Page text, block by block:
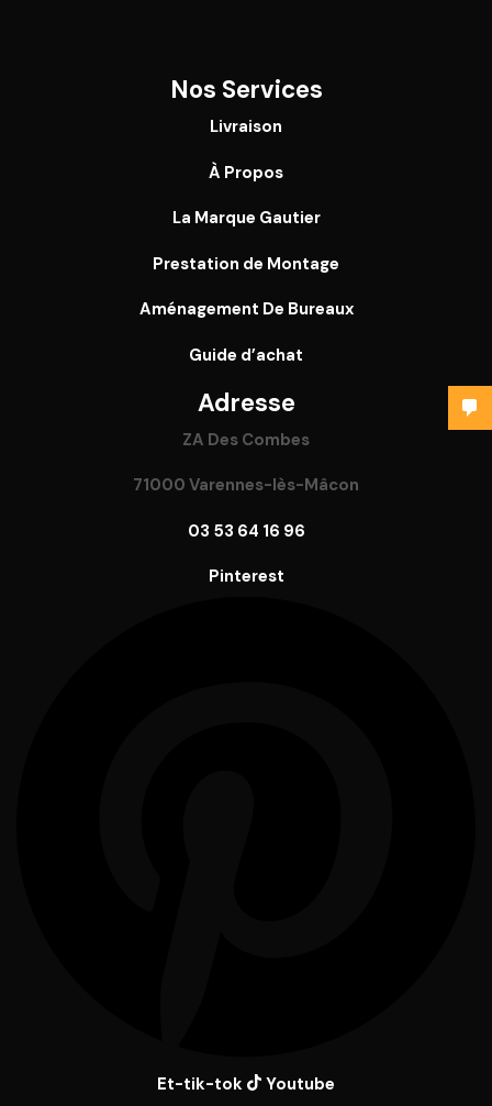
Nos Services
Livraison
À Propos
La Marque Gautier
Prestation de Montage
Aménagement De Bureaux
Guide d’achat
Adresse
ZA Des Combes
71000 Varennes-lès-Mâcon
03 53 64 16 96
Pinterest
Et-tik-tok Youtube